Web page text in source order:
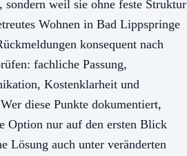
weil sie ohne feste Struktur
Wohnen in Bad Lippspringe
konsequent nach
fachliche Passung,
Kostenklarheit und
diese Punkte dokumentiert,
Option nur auf den ersten Blick
Lösung auch unter veränderten